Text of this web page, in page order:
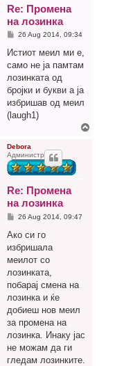
Re: Промена
на лозинка
P
s
26 Aug 2014, 09:34
Истиот меил ми е,
само не ја памтам
лозинката од
бројки и букви а ја
избришав од меил
(laugh1)
Debora
Администратор
Re: Промена
на лозинка
P
s
26 Aug 2014, 09:47
Ако си го
избришала
меилот со
лозинката,
побарај смена на
лозинка и ќе
добиеш нов меил
за промена на
лозинка. Инаку јас
не можам да ги
гледам лозинките.